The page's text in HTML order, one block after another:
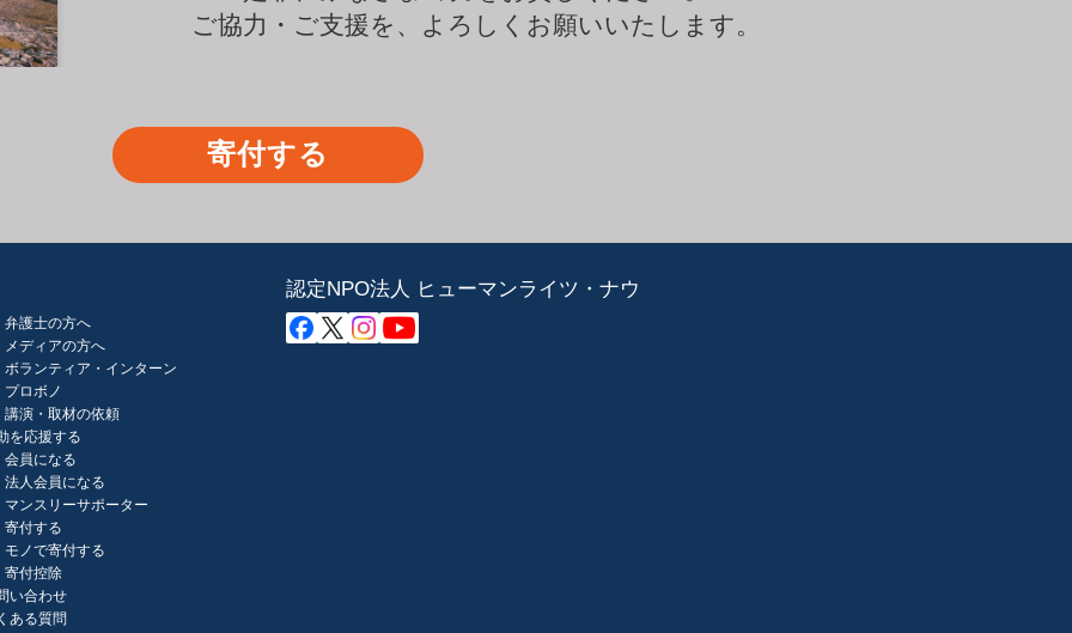
ご協力・ご支援を、よろしくお願いいたします。
寄付する
弁護士の方へ
メディアの方へ
ボランティア・インターン
プロボノ
講演・取材の依頼
を応援する
会員になる
法人会員になる
マンスリーサポーター
寄付する
モノで寄付する
寄付控除
い合わせ
ある質問
認定NPO法人 ヒューマンライツ・ナウ